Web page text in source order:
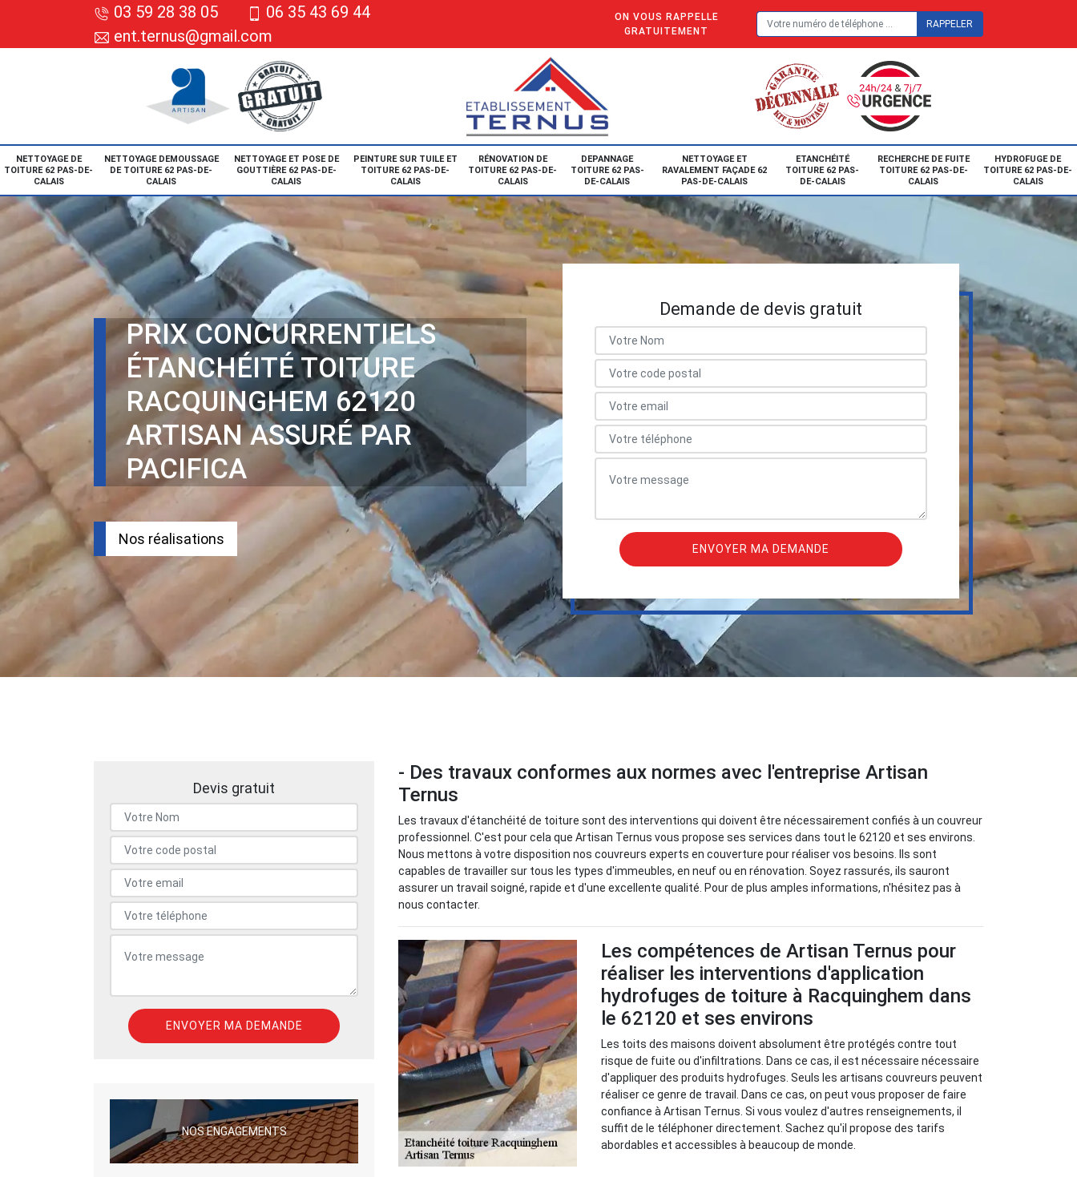
03 59 28 38 05
06 35 43 69 44
ent.ternus@gmail.com
ON VOUS RAPPELLE
GRATUITEMENT
NETTOYAGE DE
TOITURE 62 PAS-DE-
CALAIS
NETTOYAGE DEMOUSSAGE
DE TOITURE 62 PAS-DE-
CALAIS
NETTOYAGE ET POSE DE
GOUTTIÈRE 62 PAS-DE-
CALAIS
PEINTURE SUR TUILE ET
TOITURE 62 PAS-DE-
CALAIS
RÉNOVATION DE
TOITURE 62 PAS-DE-
CALAIS
DEPANNAGE
TOITURE 62 PAS-
DE-CALAIS
NETTOYAGE ET
RAVALEMENT FAÇADE 62
PAS-DE-CALAIS
ETANCHÉITÉ
TOITURE 62 PAS-
DE-CALAIS
RECHERCHE DE FUITE
TOITURE 62 PAS-DE-
CALAIS
HYDROFUGE DE
TOITURE 62 PAS-DE-
CALAIS
PRIX CONCURRENTIELS
ÉTANCHÉITÉ TOITURE
RACQUINGHEM 62120
ARTISAN ASSURÉ PAR
PACIFICA
Nos réalisations
Demande de devis gratuit
Devis gratuit
NOS ENGAGEMENTS
- Des travaux conformes aux normes avec l'entreprise Artisan
Ternus
Les travaux d'étanchéité de toiture sont des interventions qui doivent être nécessairement confiés à un couvreur
professionnel. C'est pour cela que Artisan Ternus vous propose ses services dans tout le 62120 et ses environs.
Nous mettons à votre disposition nos couvreurs experts en couverture pour réaliser vos besoins. Ils sont
capables de travailler sur tous les types d'immeubles, en neuf ou en rénovation. Soyez rassurés, ils sauront
assurer un travail soigné, rapide et d'une excellente qualité. Pour de plus amples informations, n'hésitez pas à
nous contacter.
Les compétences de Artisan Ternus pour
réaliser les interventions d'application
hydrofuges de toiture à Racquinghem dans
le 62120 et ses environs
Les toits des maisons doivent absolument être protégés contre tout
risque de fuite ou d'infiltrations. Dans ce cas, il est nécessaire nécessaire
d'appliquer des produits hydrofuges. Seuls les artisans couvreurs peuvent
réaliser ce genre de travail. Dans ce cas, on peut vous proposer de faire
confiance à Artisan Ternus. Si vous voulez d'autres renseignements, il
suffit de le téléphoner directement. Sachez qu'il propose des tarifs
abordables et accessibles à beaucoup de monde.